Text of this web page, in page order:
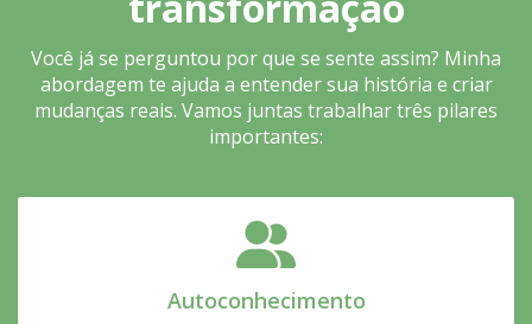
Você já se perguntou por que se sente assim? Minha
abordagem te ajuda a entender sua história e criar
mudanças reais. Vamos juntas trabalhar três pilares
importantes:
Autoconhecimento